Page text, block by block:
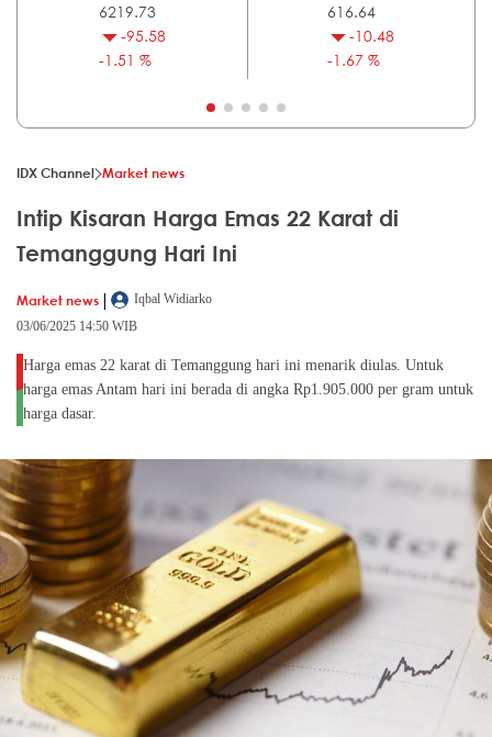
6219.73
-95.58
-1.51 %
616.64
-10.48
-1.67 %
IDX Channel Market news
Intip Kisaran Harga Emas 22 Karat di
Temanggung Hari Ini
Market news |
Iqbal Widiarko
03/06/2025 14:50 WIB
Harga emas 22 karat di Temanggung hari ini menarik diulas. Untuk
harga emas Antam hari ini berada di angka Rp1.905.000 per gram untuk
harga dasar.